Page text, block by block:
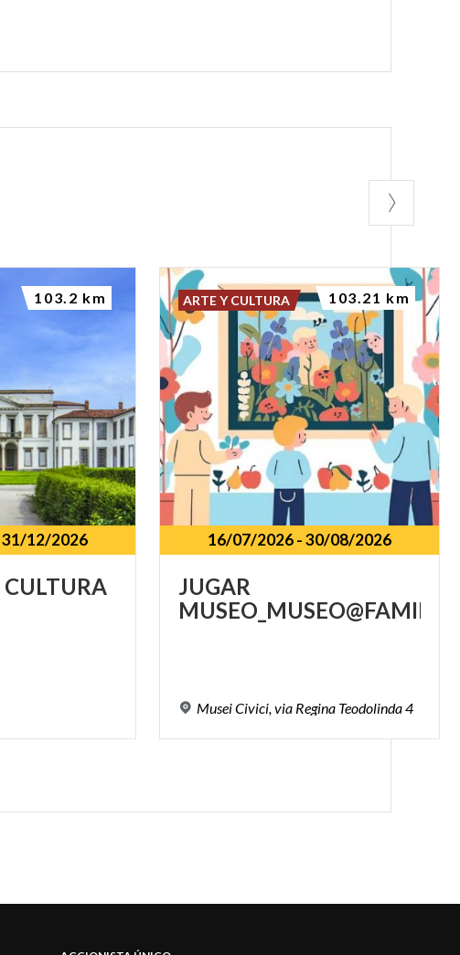
31/12/2026
CULTURA
103.2 km
16/07/2026-30/08/2026
JUGAR
MUSEO_MUSEO@FAMILY
MuseiCivici,via Regina Teodolinda4
ARTE Y CULTURA 103.21 km